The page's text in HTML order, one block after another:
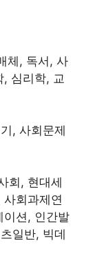
체, 독서, 사
, 심리학, 교
, 사회문제
회, 현대세
회과제연
이션, 인간발
일반, 빅데